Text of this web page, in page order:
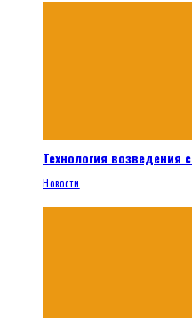
Технология возведения
Новости